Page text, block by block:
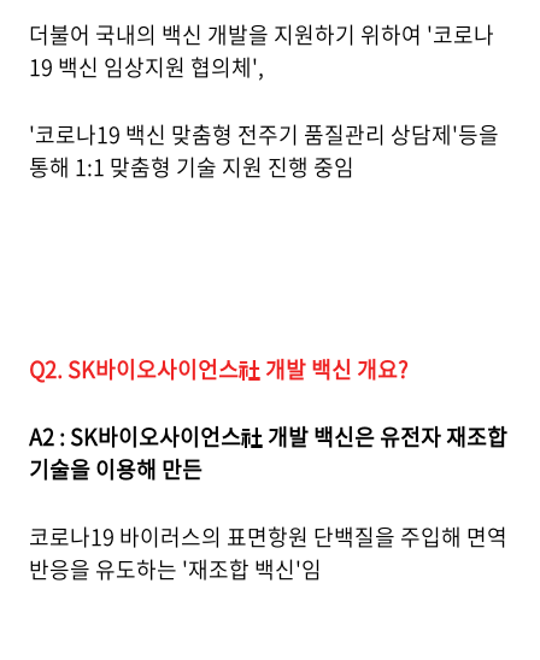
더불어 국내의 백신 개발을 지원하기 위하여 '코로나
19 백신 임상지원 협의체',
'코로나19 백신 맞춤형 전주기 품질관리 상담제'등을
통해 1:1 맞춤형 기술 지원 진행 중임
Q2. SK바이오사이언스社 개발 백신 개요?
A2 : SK바이오사이언스社 개발 백신은 유전자 재조합
기술을 이용해 만든
코로나19 바이러스의 표면항원 단백질을 주입해 면역
반응을 유도하는 '재조합 백신'임